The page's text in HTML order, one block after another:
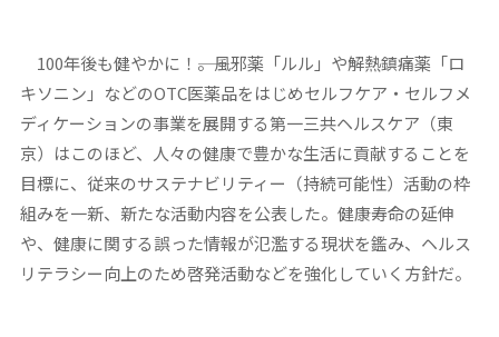
100年後も健やかに！――。風邪薬「ルル」や解熱鎮痛薬「ロ
キソニン」などのOTC医薬品をはじめセルフケア・セルフメ
ディケーションの事業を展開する第一三共ヘルスケア（東
京）はこのほど、人々の健康で豊かな生活に貢献することを
目標に、従来のサステナビリティー（持続可能性）活動の枠
組みを一新、新たな活動内容を公表した。健康寿命の延伸
や、健康に関する誤った情報が氾濫する現状を鑑み、ヘルス
リテラシー向上のため啓発活動などを強化していく方針だ。